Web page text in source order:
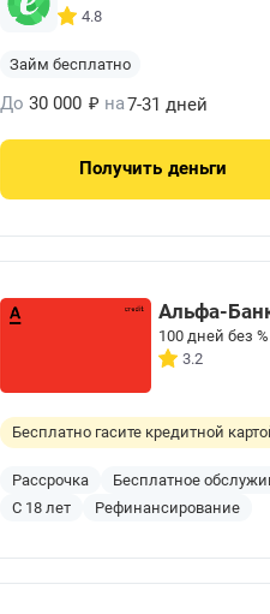
4.8
Займ бесплатно
До 30 000 ₽ на7-31 дней
Получить деньги
Альфа-
100 дней без
3.2
Бесплатно гасите кредитной
Рассрочка Бесплатное
С 18 лет
Рефинансирование